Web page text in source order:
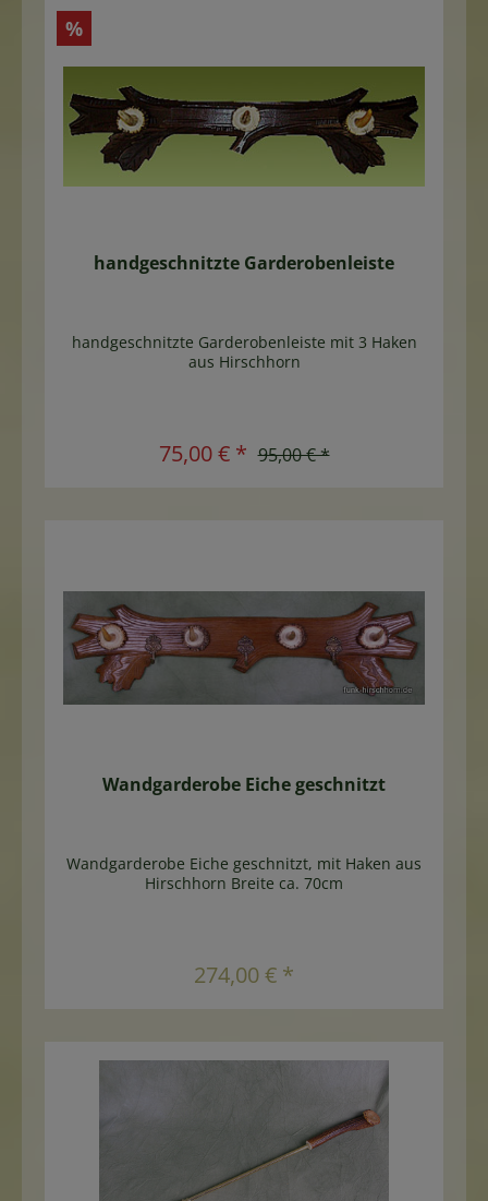
%
handgeschnitzte Garderobenleiste
handgeschnitzte Garderobenleiste mit 3 Haken
aus Hirschhorn
75,00 € * 95,00 € *
In den Warenkorb
Wandgarderobe Eiche geschnitzt
Wandgarderobe Eiche geschnitzt, mit Haken aus
Hirschhorn Breite ca. 70cm
274,00 € *
In den Warenkorb